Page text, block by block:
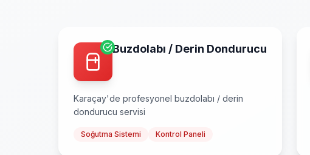
Buzdolabı / Derin Dondurucu
Karaçay'de profesyonel buzdolabı / derin
dondurucu servisi
Soğutma Sistemi Kontrol Paneli